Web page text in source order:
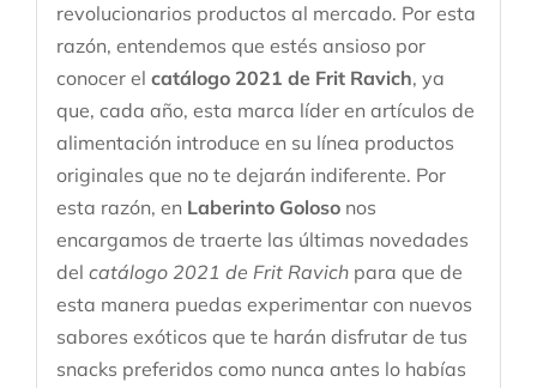
revolucionarios productos al mercado. Por esta
razón, entendemos que estés ansioso por
conocer el catálogo 2021 de Frit Ravich, ya
que, cada año, esta marca líder en artículos de
alimentación introduce en su línea productos
originales que no te dejarán indiferente. Por
esta razón, en Laberinto Golosonos
encargamos de traerte las últimas novedades
del catálogo 2021 de Frit Ravichpara que de
esta manera puedas experimentar con nuevos
sabores exóticos que te harán disfrutar de tus
snacks preferidos como nunca antes lo habías